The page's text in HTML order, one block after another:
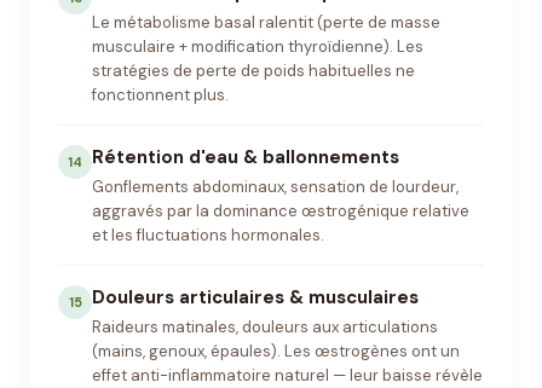
Le métabolisme basal ralentit (perte de masse
musculaire + modification thyroïdienne). Les
stratégies de perte de poids habituelles ne
fonctionnent plus.
14 Rétention d'eau & ballonnements
Gonflements abdominaux, sensation de lourdeur,
aggravés par la dominance œstrogénique relative
et les fluctuations hormonales.
15 Douleurs articulaires & musculaires
Raideurs matinales, douleurs aux articulations
(mains, genoux, épaules). Les œstrogènes ont un
effet anti-inflammatoire naturel — leur baisse révèle